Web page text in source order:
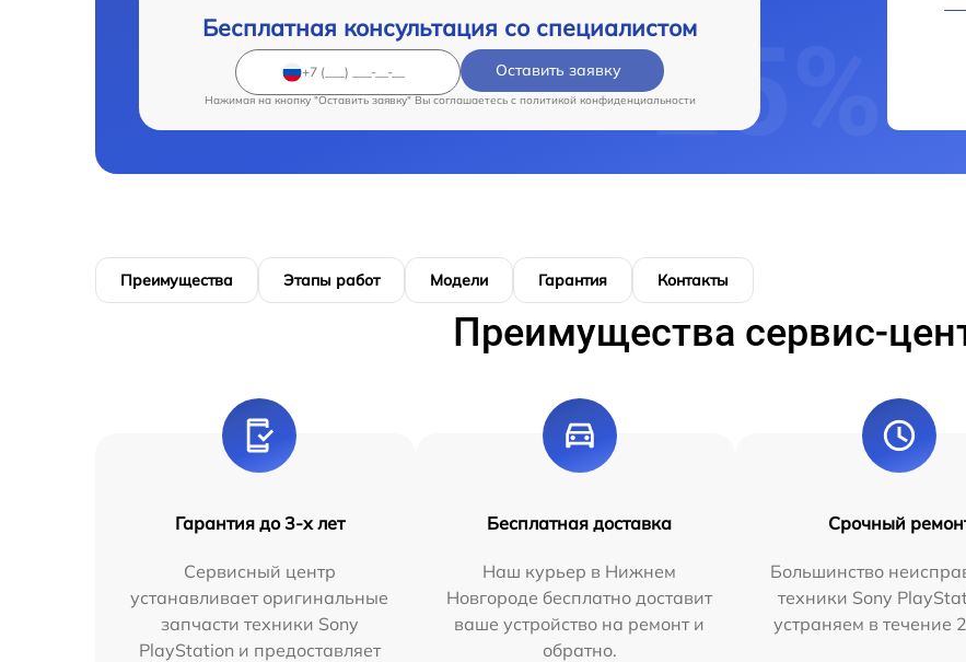
Бесплатная консультация со специалистом
Оставить заявку
Нажимая на кнопку "Оставить заявку" Вы соглашаетесь c политикой конфиденциальности
Преимущества Этапы работ Модели Гарантия Контакты
Преимущества сервис-
Гарантия до 3-х лет
Сервисный центр
устанавливает оригинальные
запчасти техники Sony
PlayStation и предоставляет
Бесплатная доставка
Наш курьер в Нижнем
Новгороде бесплатно доставит
ваше устройство на ремонт и
обратно.
Срочный
Большинство
техники Sony
устраняем в течение